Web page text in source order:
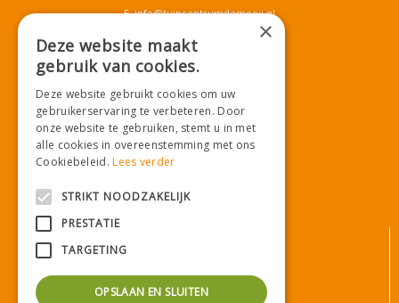
E.info@tuincentrumdemooij.nl
Download onze App!
×
Deze website maakt
gebruik van cookies.
Deze website gebruikt cookies om uw
gebruikerservaring te verbeteren. Door
onze website te gebruiken, stemt u in met
alle cookies in overeenstemming met ons
Cookiebeleid.Lees verder
STRIKT NOODZAKELIJK
PRESTATIE
TARGETING
OPSLAAN EN SLUITEN